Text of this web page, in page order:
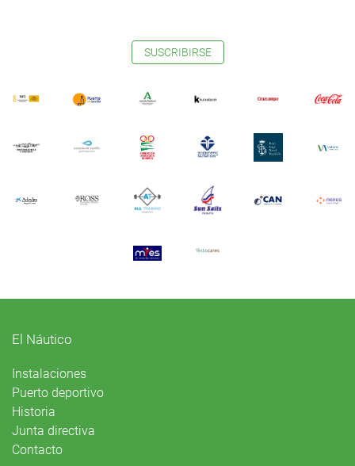
SUSCRIBIRSE
El Náutico
Instalaciones
Puerto deportivo
Historia
Junta directiva
Contacto